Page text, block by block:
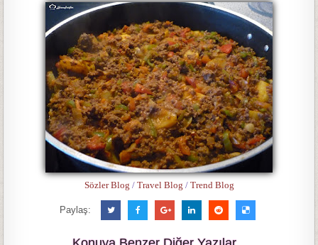
Sözler Blog / Travel Blog / Trend Blog
Paylaş: